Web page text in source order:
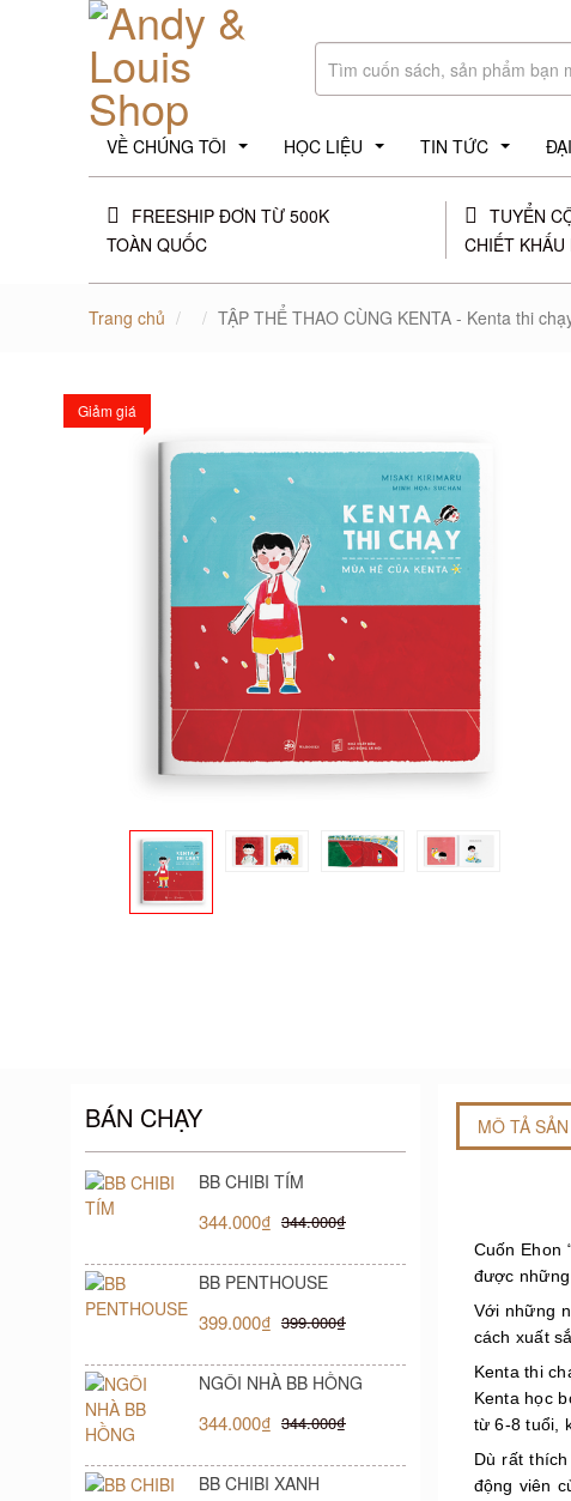
VỀ CHÚNG TÔI HỌC LIỆU TIN TỨC
FREESHIP ĐƠN TỪ 500K
TOÀN QUỐC
TUYỂN
CHIẾT KHẤU
Trang chủ TẬP THỂ THAO CÙNG KENTA - Kenta thi
Giảm giá
BÁN CHẠY
BB CHIBI TÍM
344.000₫ 344.000₫
BB PENTHOUSE
399.000₫ 399.000₫
NGÔI NHÀ BB HỒNG
344.000₫ 344.000₫
BB CHIBI XANH
MÔ TẢ
Cuốn Ehon
được
Với những
cách xuất
Kenta thi
Kenta học
từ 6-8 tuổi,
Dù rất
động viên